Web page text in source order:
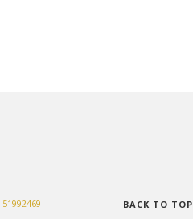
51992469 BACK TO TOP